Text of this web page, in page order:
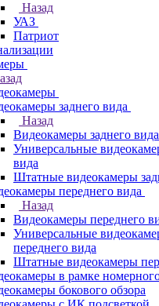
Назад
УАЗ
Патриот
заднего вида
Назад
Видеокамеры заднего вида
Универсальные
вида
Штатные видеокамеры
переднего вида
Назад
Видеокамеры переднего
Универсальные
переднего вида
Штатные видеокамеры
в рамке
бокового обзора